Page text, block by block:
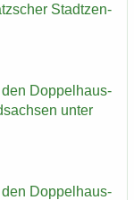
Stadt­zen­
den Dop­pel­haus­
unter
den Dop­pel­haus­